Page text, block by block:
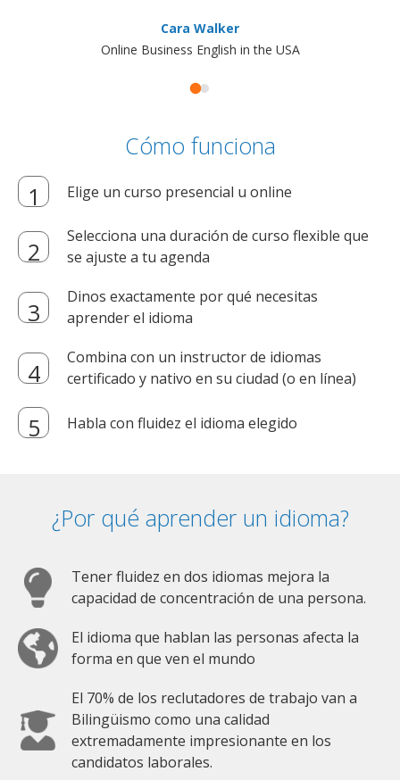
Cara Walker
Online Business English in the USA
Cómo funciona
Elige un curso presencial u online
Selecciona una duración de curso flexible que
se ajuste a tu agenda
Dinos exactamente por qué necesitas
aprender el idioma
Combina con un instructor de idiomas
certificado y nativo en su ciudad (o en línea)
Habla con fluidez el idioma elegido
¿Por qué aprender un idioma?
Tener fluidez en dos idiomas mejora la
capacidad de concentración de una persona.
El idioma que hablan las personas afecta la
forma en que ven el mundo
El 70% de los reclutadores de trabajo van a
Bilingüismo como una calidad
extremadamente impresionante en los
candidatos laborales.